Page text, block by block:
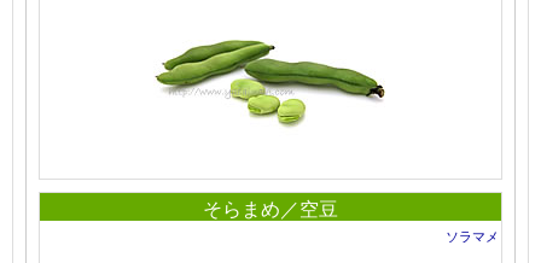
そらまめ／空豆
ソラマメ